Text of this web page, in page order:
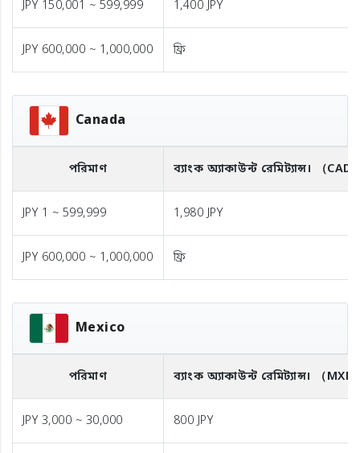
JPY 150,001 ~ 599,999 1,400 JPY
JPY 600,000 ~ 1,000,000 ফ্রি
Canada
পরিমাণ ব্যাংক অ্যাকাউন্ট রেমিট্যান্স। （
JPY 1 ~ 599,999 1,980 JPY
JPY 600,000 ~ 1,000,000 ফ্রি
Mexico
পরিমাণ ব্যাংক অ্যাকাউন্ট রেমিট্যান্স। （MXN
JPY 3,000 ~ 30,000 800 JPY